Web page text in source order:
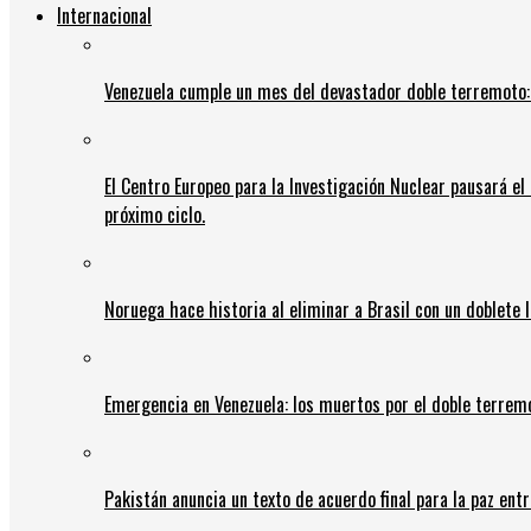
Internacional
Venezuela cumple un mes del devastador doble
El Centro Europeo para la Investigación Nuclear
próximo ciclo.
Noruega hace historia al eliminar a Brasil con un doblete
Emergencia en Venezuela: los muertos por el doble
Pakistán anuncia un texto de acuerdo final para la paz